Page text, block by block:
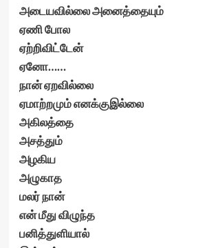
அடையவில்லை அனைத்தையும்
ஏணி போல
ஏற்றிவிட்டேன்
ஏனோ……
நான் ஏறவில்லை
ஏமாற்றமும் எனக்குஇல்லை
அகிலத்தை
அசத்தும்
அழகிய
அழுகாத
மலர் நான்
என் மீது விழுந்த
பனித்துளியால்